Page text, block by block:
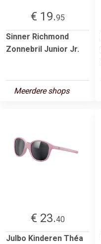
€ 19.95
Sinner Richmond
Zonnebril Junior Jr.
Meerdere shops
€ 23.40
Julbo Kinderen Théa